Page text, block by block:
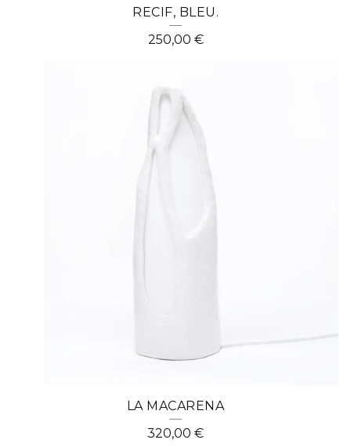
RECIF, BLEU.
250,00 €
LA MACARENA
320,00 €